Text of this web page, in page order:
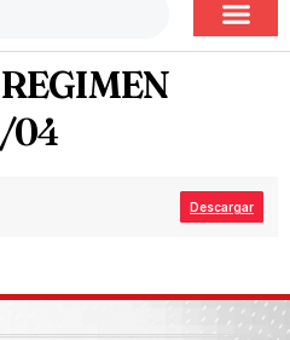
04
Descargar